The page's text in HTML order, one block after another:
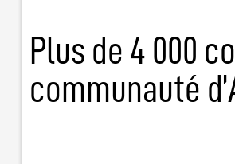
Plus de 4 000
communauté